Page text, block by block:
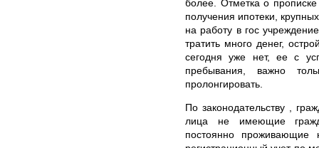
более. Отметка о
получения ипотеки,
на работу в гос
тратить много денег,
сегодня уже нет, ее с
пребывания, важно
пролонгировать.
По законодательству ,
лица не имеющие
постоянно